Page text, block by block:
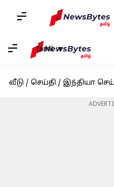
Tamil
வீடு / செய்தி / இந்தியா